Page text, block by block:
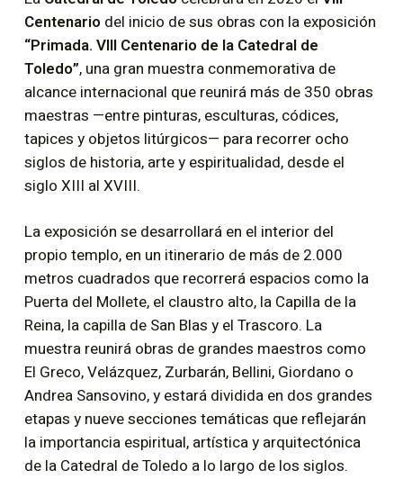
Centenariodel inicio de sus obras con la exposición
“Primada. VIII Centenario de la Catedral de
Toledo”, una gran muestra conmemorativa de
alcance internacional que reunirá más de 350 obras
maestras —entre pinturas, esculturas, códices,
tapices y objetos litúrgicos— para recorrer ocho
siglos de historia, arte y espiritualidad, desde el
siglo XIII al XVIII.
La exposición se desarrollará en el interior del
propio templo, en un itinerario de más de 2.000
metros cuadrados que recorrerá espacios como la
Puerta del Mollete, el claustro alto, la Capilla de la
Reina, la capilla de San Blas y el Trascoro. La
muestra reunirá obras de grandes maestros como
El Greco, Velázquez, Zurbarán, Bellini, Giordano o
Andrea Sansovino, y estará dividida en dos grandes
etapas y nueve secciones temáticas que reflejarán
la importancia espiritual, artística y arquitectónica
de la Catedral de Toledo a lo largo de los siglos.